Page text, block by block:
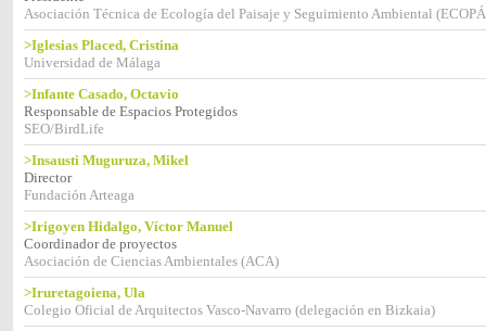
Asociación Técnica de Ecología del Paisaje y Seguimiento Ambiental
>Iglesias Placed, Cristina
Universidad de Málaga
>Infante Casado, Octavio
Responsable de Espacios Protegidos
SEO/BirdLife
>Insausti Muguruza, Mikel
Director
Fundación Arteaga
>Irigoyen Hidalgo, Víctor Manuel
Coordinador de proyectos
Asociación de Ciencias Ambientales (ACA)
>Iruretagoiena, Ula
Colegio Oficial de Arquitectos Vasco-Navarro (delegación en Bizkaia)